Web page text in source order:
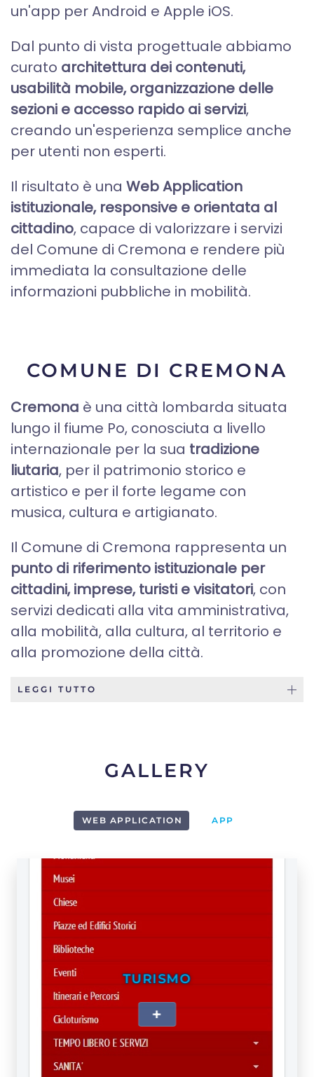
un'app per Android e Apple iOS.
Dal punto di vista progettuale abbiamo
curato architettura dei contenuti,
usabilità mobile, organizzazione delle
sezioni e accesso rapido ai servizi,
creando un'esperienza semplice anche
per utenti non esperti.
Il risultato è una Web Application
istituzionale, responsive e orientata al
cittadino, capace di valorizzare i servizi
del Comune di Cremona e rendere più
immediata la consultazione delle
informazioni pubbliche in mobilità.
COMUNE DI CREMONA
Cremona è una città lombarda situata
lungo il fiume Po, conosciuta a livello
internazionale per la sua tradizione
liutaria, per il patrimonio storico e
artistico e per il forte legame con
musica, cultura e artigianato.
Il Comune di Cremona rappresenta un
punto di riferimento istituzionale per
cittadini, imprese, turisti e visitatori, con
servizi dedicati alla vita amministrativa,
alla mobilità, alla cultura, al territorio e
alla promozione della città.
LEGGI TUTTO
GALLERY
WEB APPLICATION APP
TURISMO
+